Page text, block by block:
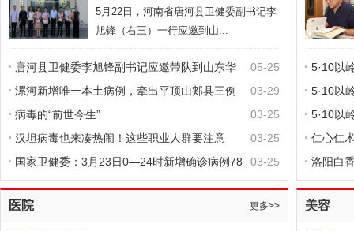
汉坦病毒也来凑热闹！这些职业人群要注意
带队到山东华信制药集团参观考
察
5月22日，河南省唐河县卫健委副书记李
旭锋（右三）一行应邀到山...
05-25
唐河县卫健委李旭锋副书记应邀带队到山东华
信制药集团参观考察
03-29
漯河新增唯一本土病例，牵出平顶山郏县三例
无症状感染者
03-25
病毒的“前世今生”
03-25
汉坦病毒也来凑热闹！这些职业人群要注意
03-25
国家卫健委：3月23日0—24时新增确诊病例78
5·10以
律失常
5·10以
失常防
5·10以
常防治
仁心仁
洛阳白
更多>>
医院 美容